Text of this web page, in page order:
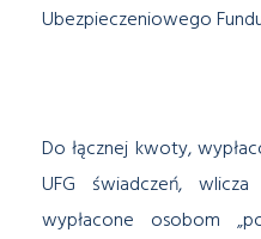
Ubezpieczeniowego
Do łącznej kwoty,
UFG świadczeń,
wypłacone osobom